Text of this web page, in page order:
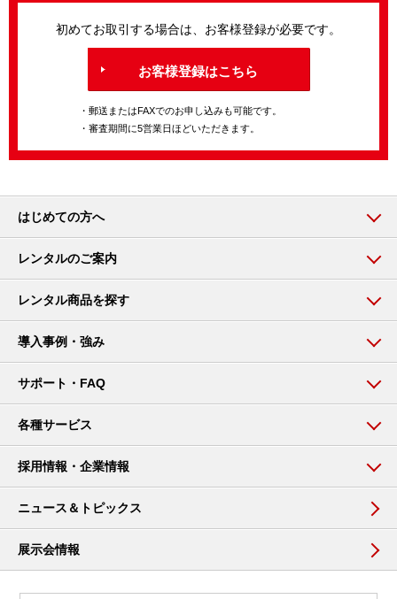
初めてお取引する場合は、お客様登録が必要です。
お客様登録はこちら
・郵送またはFAXでのお申し込みも可能です。
・審査期間に5営業日ほどいただきます。
はじめての方へ
レンタルのご案内
レンタル商品を探す
導入事例・強み
サポート・FAQ
各種サービス
採用情報・企業情報
ニュース＆トピックス
展示会情報